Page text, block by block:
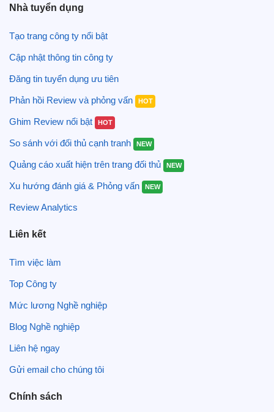
Nhà tuyển dụng
Tạo trang công ty nổi bật
Cập nhật thông tin công ty
Đăng tin tuyển dụng ưu tiên
Phản hồi Review và phỏng vấn HOT
Ghim Review nổi bật HOT
So sánh với đối thủ cạnh tranh NEW
Quảng cáo xuất hiện trên trang đối thủ NEW
Xu hướng đánh giá & Phỏng vấn NEW
Review Analytics
Liên kết
Tìm việc làm
Top Công ty
Mức lương Nghề nghiệp
Blog Nghề nghiệp
Liên hệ ngay
Gửi email cho chúng tôi
Chính sách